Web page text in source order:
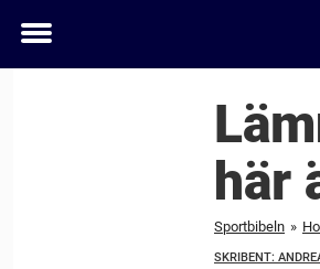
Toggle
här
Sportbibeln »
SKRIBENT: